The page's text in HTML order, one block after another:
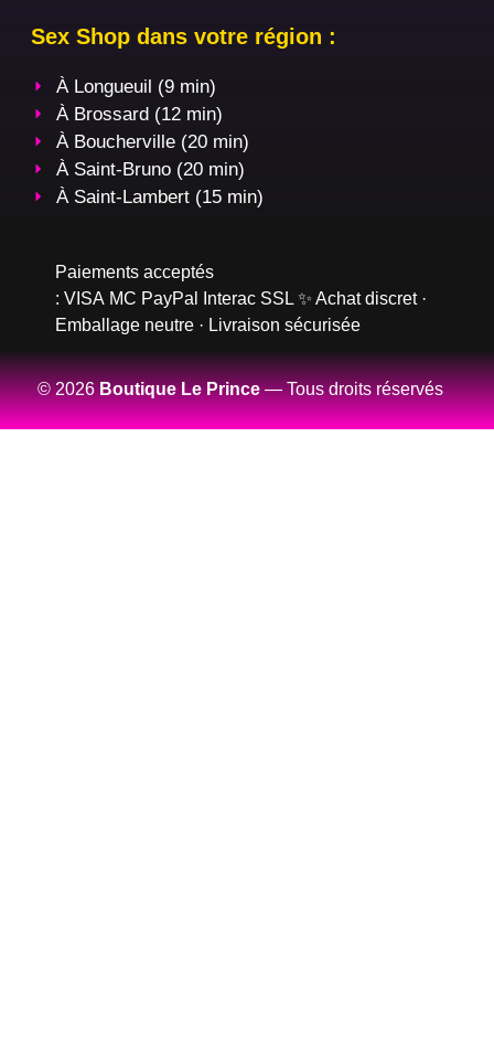
Sex Shop dans votre région :
À Longueuil (9 min)
À Brossard (12 min)
À Boucherville (20 min)
À Saint-Bruno (20 min)
À Saint-Lambert (15 min)
Paiements acceptés
: VISA MC PayPal Interac SSL ✨ Achat discret ·
Emballage neutre · Livraison sécurisée
© 2026Boutique Le Prince— Tous droits réservés